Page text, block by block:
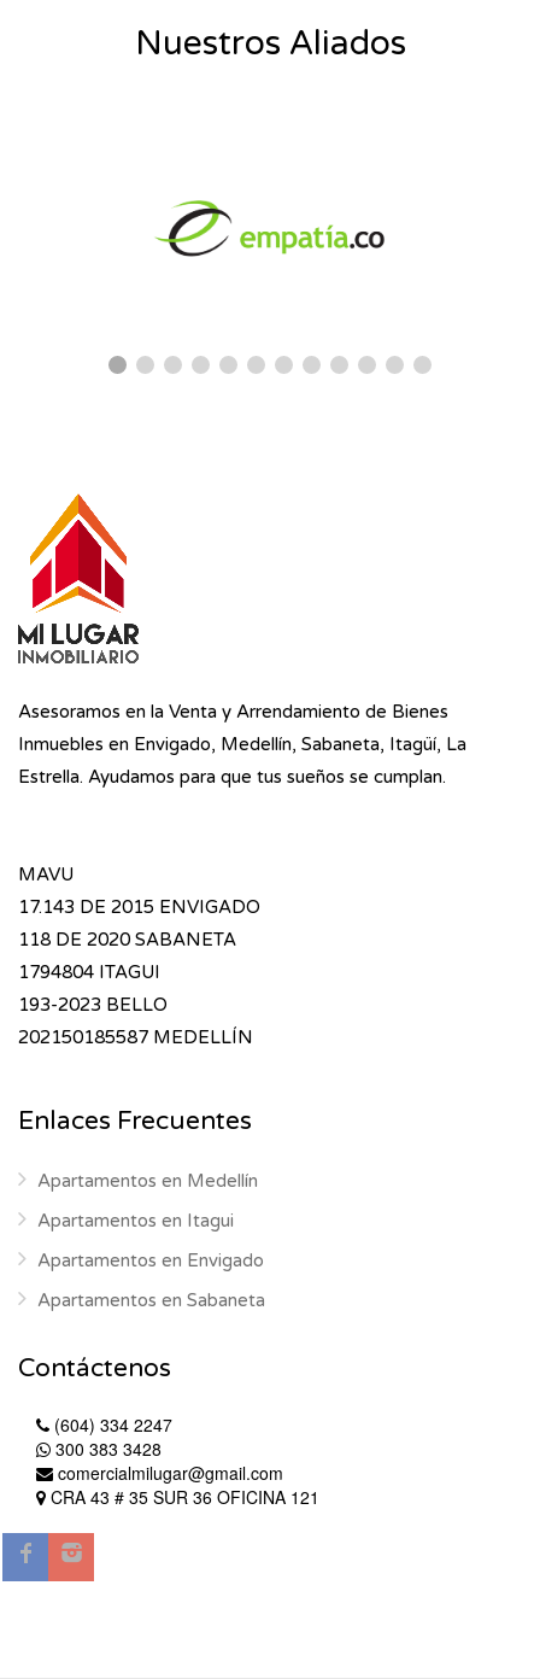
Nuestros Aliados
Asesoramos en la Venta y Arrendamiento de Bienes
Inmuebles en Envigado, Medellín, Sabaneta, Itagüí, La
Estrella. Ayudamos para que tus sueños se cumplan.
MAVU
17.143 DE 2015 ENVIGADO
118 DE 2020 SABANETA
1794804 ITAGUI
193-2023 BELLO
202150185587 MEDELLÍN
Enlaces Frecuentes
Apartamentos en Medellín
Apartamentos en Itagui
Apartamentos en Envigado
Apartamentos en Sabaneta
Contáctenos
(604) 334 2247
300 383 3428
comercialmilugar@gmail.com
CRA 43 # 35 SUR 36 OFICINA 121